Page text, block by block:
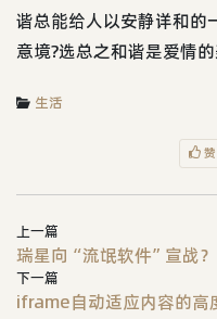
谐总能给人以安静详和的
意境?选总之和谐是爱情的
生活
上一篇
瑞星向“流氓软件”宣战？
下一篇
iframe自动适应内容的高